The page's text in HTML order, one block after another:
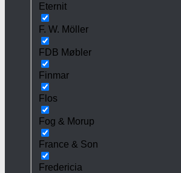
Eternit
F. W. Möller
FDB Møbler
Finmar
Flos
Fog & Morup
France & Son
Fredericia